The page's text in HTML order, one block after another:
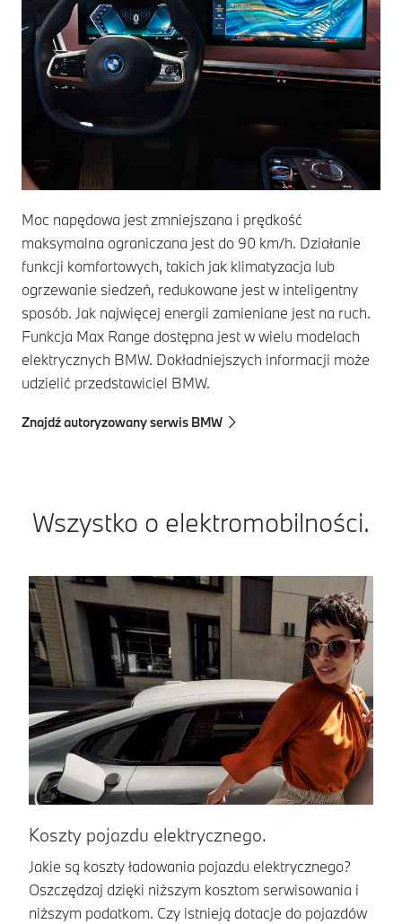
Moc napędowa jest zmniejszana i prędkość
maksymalna ograniczana jest do 90 km/h. Działanie
funkcji komfortowych, takich jak klimatyzacja lub
ogrzewanie siedzeń, redukowane jest w inteligentny
sposób. Jak najwięcej energii zamieniane jest na ruch.
Funkcja Max Range dostępna jest w wielu modelach
elektrycznych BMW. Dokładniejszych informacji może
udzielić przedstawiciel BMW.
Znajdź autoryzowany serwis BMW
Wszystko o elektromobilności.
Koszty pojazdu elektrycznego.
Jakie są koszty ładowania pojazdu elektrycznego?
Oszczędzaj dzięki niższym kosztom serwisowania i
niższym podatkom. Czy istnieją dotacje do pojazdów